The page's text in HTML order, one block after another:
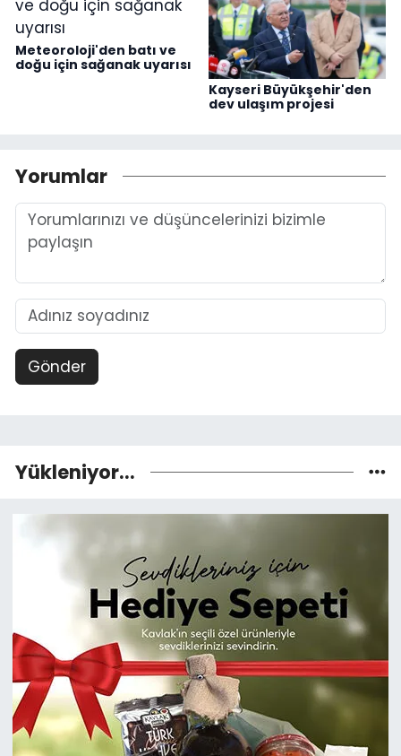
Meteoroloji'den batı ve
doğu için sağanak uyarısı
Kayseri Büyükşehir'den
dev ulaşım projesi
Yorumlar
Gönder
Yükleniyor...